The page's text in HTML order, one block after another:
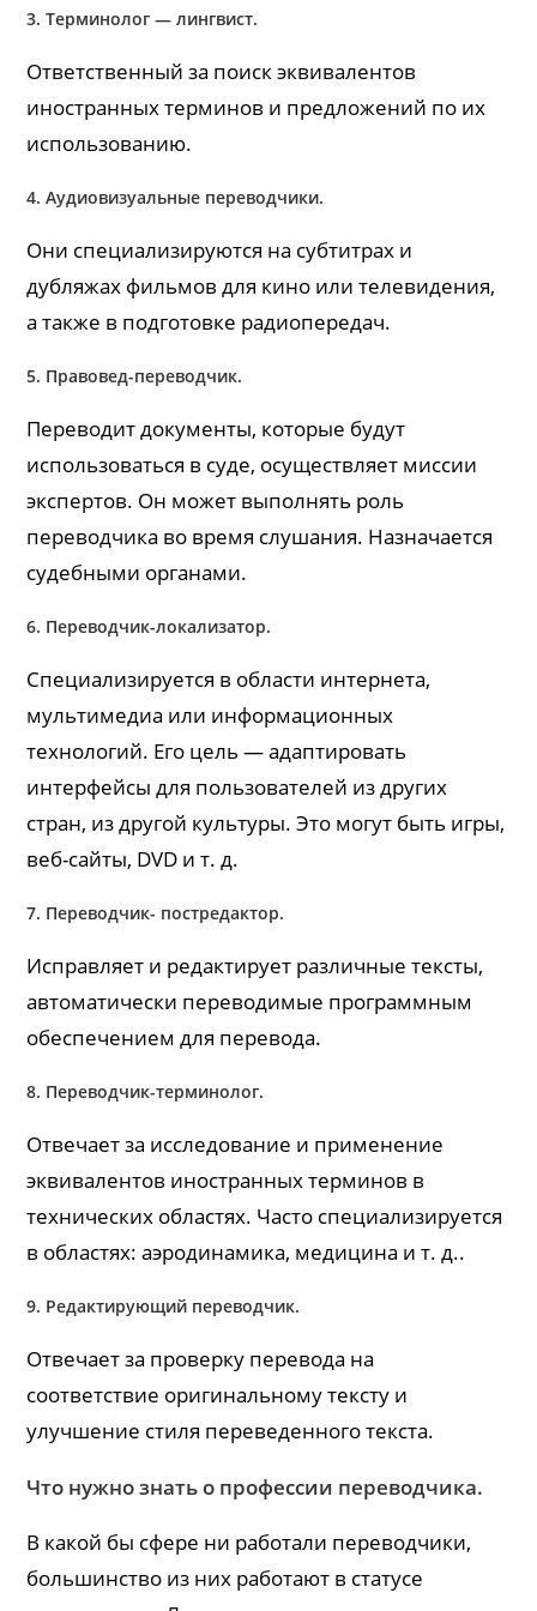
3. Терминолог — лингвист.
Ответственный за поиск эквивалентов
иностранных терминов и предложений по их
использованию.
4. Аудиовизуальные переводчики.
Они специализируются на субтитрах и
дубляжах фильмов для кино или телевидения,
а также в подготовке радиопередач.
5. Правовед-переводчик.
Переводит документы, которые будут
использоваться в суде, осуществляет миссии
экспертов. Он может выполнять роль
переводчика во время слушания. Назначается
судебными органами.
6. Переводчик-локализатор.
Специализируется в области интернета,
мультимедиа или информационных
технологий. Его цель — адаптировать
интерфейсы для пользователей из других
стран, из другой культуры. Это могут быть игры,
веб-сайты, DVD и т. д.
7. Переводчик- постредактор.
Исправляет и редактирует различные тексты,
автоматически переводимые программным
обеспечением для перевода.
8. Переводчик-терминолог.
Отвечает за исследование и применение
эквивалентов иностранных терминов в
технических областях. Часто специализируется
в областях: аэродинамика, медицина и т. д..
9. Редактирующий переводчик.
Отвечает за проверку перевода на
соответствие оригинальному тексту и
улучшение стиля переведенного текста.
Что нужно знать о профессии переводчика.
В какой бы сфере ни работали переводчики,
большинство из них работают в статусе